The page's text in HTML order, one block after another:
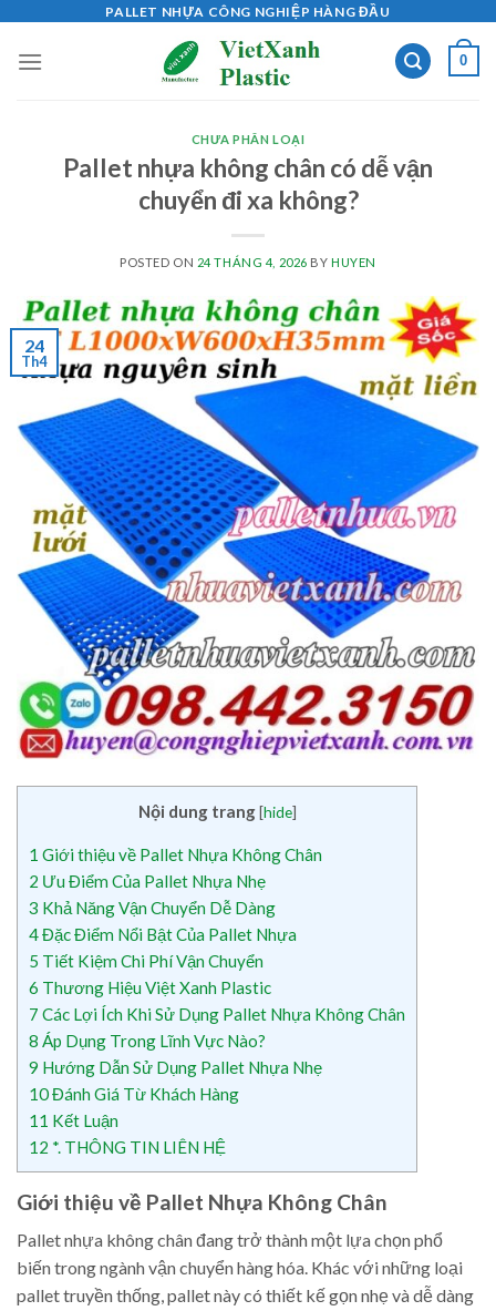
content
PALLET NHỰA CÔNG NGHIỆP HÀNG ĐẦU
0
CHƯA PHÂN LOẠI
Pallet nhựa không chân có dễ vận
chuyển đi xa không?
POSTED ON 24 THÁNG 4, 2026 BY HUYEN
24
Th4
Nội dung trang [hide]
1 Giới thiệu về Pallet Nhựa Không Chân
2 Ưu Điểm Của Pallet Nhựa Nhẹ
3 Khả Năng Vận Chuyển Dễ Dàng
4Đặc Điểm Nổi Bật Của Pallet Nhựa
5 Tiết Kiệm Chi Phí Vận Chuyển
6 Thương Hiệu Việt Xanh Plastic
7 Các Lợi Ích Khi Sử Dụng Pallet Nhựa Không Chân
8 Áp Dụng Trong Lĩnh Vực Nào?
9 Hướng Dẫn Sử Dụng Pallet Nhựa Nhẹ
10Đánh Giá Từ Khách Hàng
11 Kết Luận
12 *. THÔNG TIN LIÊN HỆ
Giới thiệu về Pallet Nhựa Không Chân
Pallet nhựa không chân đang trở thành một lựa chọn phổ
biến trong ngành vận chuyển hàng hóa. Khác với những loại
pallet truyền thống, pallet này có thiết kế gọn nhẹ và dễ dàng